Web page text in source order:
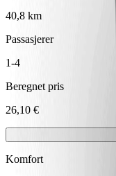
40,8 km
Passasjerer
1-4
Beregnet pris
26,10 €
Komfort